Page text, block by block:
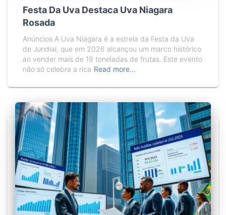
Festa Da Uva Destaca Uva Niagara
Rosada
Anúncios A Uva Niagara é a estrela da Festa da Uva
de Jundiaí, que em 2026 alcançou um marco histórico
ao vender mais de 19 toneladas de frutas. Este evento
não só celebra a rica Read more…